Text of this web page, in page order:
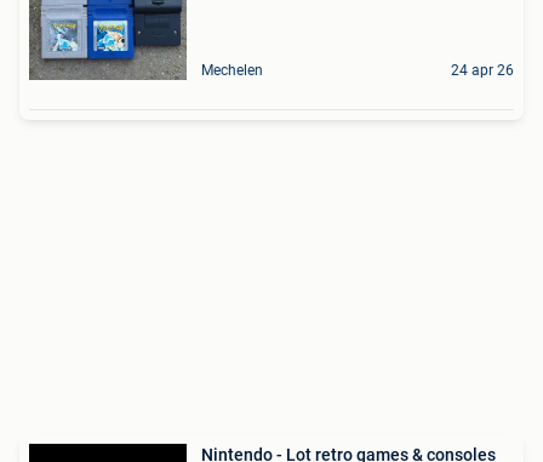
Mechelen 24 apr 26
Nintendo - Lot retro games & consoles